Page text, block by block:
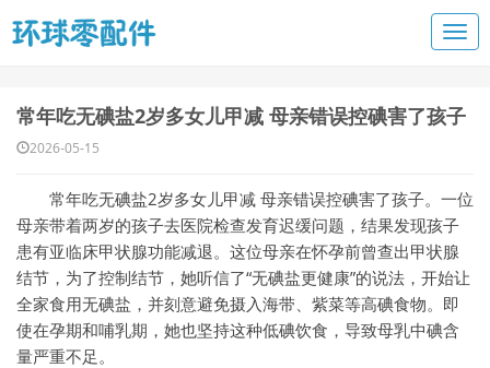
常年吃无碘盐2岁多女儿甲减 母亲错误控碘害了孩子
2026-05-15
常年吃无碘盐2岁多女儿甲减 母亲错误控碘害了孩子。一位
母亲带着两岁的孩子去医院检查发育迟缓问题，结果发现孩子
患有亚临床甲状腺功能减退。这位母亲在怀孕前曾查出甲状腺
结节，为了控制结节，她听信了“无碘盐更健康”的说法，开始让
全家食用无碘盐，并刻意避免摄入海带、紫菜等高碘食物。即
使在孕期和哺乳期，她也坚持这种低碘饮食，导致母乳中碘含
量严重不足。